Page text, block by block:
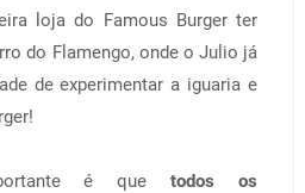
loja do Famous Burger ter
do Flamengo, onde o Julio já
de experimentar a iguaria e
é quetodos os